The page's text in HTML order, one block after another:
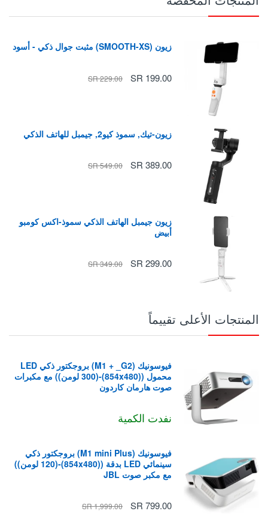
قد تقوم المحلات الكبرى بإلغاء الطلبات المسبقة عن طريق إنهاء
(لا ينطبق الإرجاع / الاستبدال على المنتجات المطلوبة بالطلب
فقط.
إذا انخفض السعر بعد قيامك بالطلب المسبق (حتى 7 أيام بعد
استلام المنتج)، فسنرد لك الفرق. إذا ارتفع السعر، يكون طلبك
آمنًا عند السعر المنخفض. للمطالبة باسترداد الفرق، راسلنا على:
زيون (SMOOTH-XS) مثبت جوال ذكي - أسود
199.00 SR
229.00 SR
زيون-تيك, سموذ كيو2, جيمبل للهاتف الذكي
389.00 SR
549.00 SR
زيون جيمبل الهاتف الذكي سموذ-اكس كومبو
أبيض
299.00 SR
349.00 SR
المنتجات الأعلى تقييماً
فيوسونيك (M1 + _G2) بروجكتور ذكي LED
محمول ((854x480)-(300 لومن)) مع مكبرات
صوت هارمان كاردون
نفدت الكمية
فيوسونيك (M1 mini Plus) بروجكتور ذكي
سينمائي LED بدقة ((854x480)-(120 لومن))
مع مكبر صوت JBL
799.00 SR
1,999.00 SR